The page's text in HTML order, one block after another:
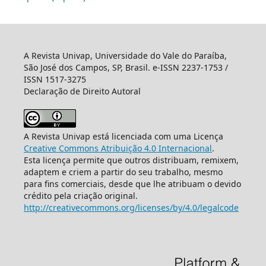
A Revista Univap, Universidade do Vale do Paraíba,
São José dos Campos, SP, Brasil. e-ISSN 2237-1753 /
ISSN 1517-3275
Declaração de Direito Autoral
A Revista Univap está licenciada com uma Licença
Creative Commons Atribuição 4.0 Internacional.
Esta licença permite que outros distribuam, remixem,
adaptem e criem a partir do seu trabalho, mesmo
para fins comerciais, desde que lhe atribuam o devido
crédito pela criação original.
http://creativecommons.org/licenses/by/4.0/legalcode